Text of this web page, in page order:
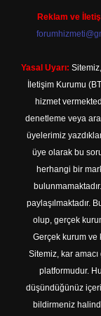
Reklam ve
Yasal Uyarı:
İletişim Kurumu
hizmet
denetleme veya
üyelerimiz
üye olarak bu
herhangi bir
paylaşılmaktadır.
olup, gerçek
Gerçek kurum
Sitemiz, kar
platformudur.
düşündüğünüz
bildirmeniz